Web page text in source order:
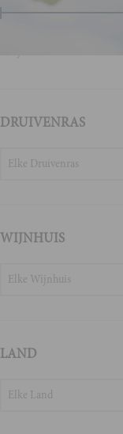
DRUIVENRAS
Elke Druivenras
WIJNHUIS
Elke Wijnhuis
LAND
Elke Land